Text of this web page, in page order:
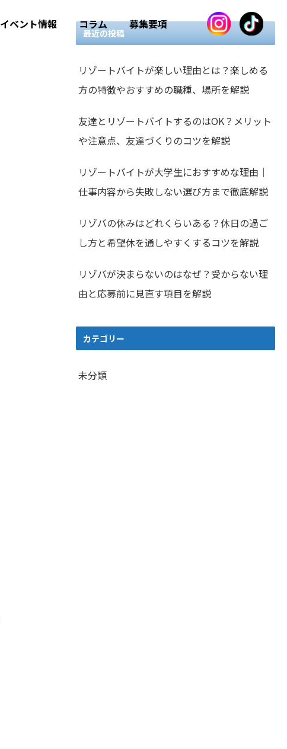
イベント情報 コラム 募集要項
最近の投稿
リゾートバイトが楽しい理由とは？楽しめる
方の特徴やおすすめの職種、場所を解説
友達とリゾートバイトするのはOK？メリット
や注意点、友達づくりのコツを解説
リゾートバイトが大学生におすすめな理由｜
仕事内容から失敗しない選び方まで徹底解説
リゾバの休みはどれくらいある？休日の過ご
し方と希望休を通しやすくするコツを解説
リゾバが決まらないのはなぜ？受からない理
由と応募前に見直す項目を解説
カテゴリー
未分類